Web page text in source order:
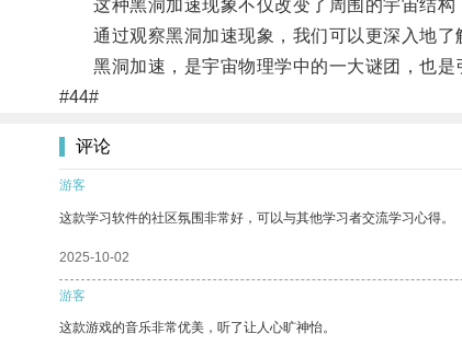
这种黑洞加速现象不仅改变了周围的宇宙结构
通过观察黑洞加速现象，我们可以更深入地了
黑洞加速，是宇宙物理学中的一大谜团，也是
#44#
评论
游客
这款学习软件的社区氛围非常好，可以与其他学习者交流学习心得。
2025-10-02
游客
这款游戏的音乐非常优美，听了让人心旷神怡。